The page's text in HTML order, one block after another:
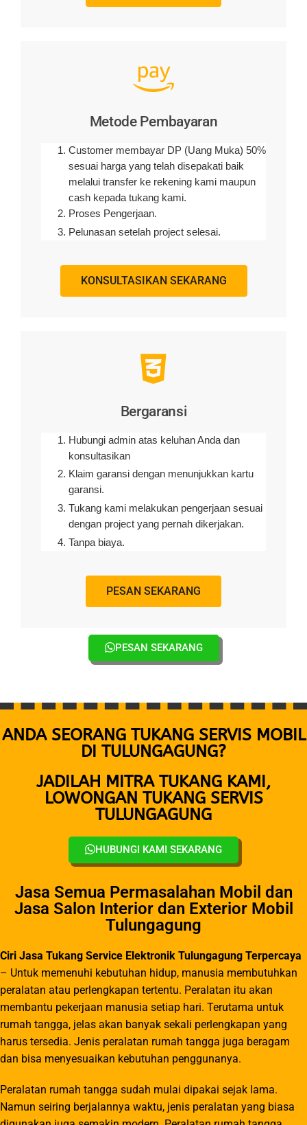
Metode Pembayaran
Customer membayar DP (Uang Muka) 50%
sesuai harga yang telah disepakati baik
melalui transfer ke rekening kami maupun
cash kepada tukang kami.
Proses Pengerjaan.
Pelunasan setelah project selesai.
KONSULTASIKAN SEKARANG
Bergaransi
Hubungi admin atas keluhan Anda dan
konsultasikan
Klaim garansi dengan menunjukkan kartu
garansi.
Tukang kami melakukan pengerjaan sesuai
dengan project yang pernah dikerjakan.
Tanpa biaya.
PESAN SEKARANG
PESAN SEKARANG
ANDA SEORANG TUKANG SERVIS MOBIL
DI TULUNGAGUNG?
JADILAH MITRA TUKANG KAMI,
LOWONGAN TUKANG SERVIS
TULUNGAGUNG
HUBUNGI KAMI SEKARANG
Jasa Semua Permasalahan Mobil dan
Jasa Salon Interior dan Exterior Mobil
Tulungagung
Ciri Jasa Tukang Service Elektronik Tulungagung Terpercaya
– Untuk memenuhi kebutuhan hidup, manusia membutuhkan
peralatan atau perlengkapan tertentu. Peralatan itu akan
membantu pekerjaan manusia setiap hari. Terutama untuk
rumah tangga, jelas akan banyak sekali perlengkapan yang
harus tersedia. Jenis peralatan rumah tangga juga beragam
dan bisa menyesuaikan kebutuhan penggunanya.
Peralatan rumah tangga sudah mulai dipakai sejak lama.
Namun seiring berjalannya waktu, jenis peralatan yang biasa